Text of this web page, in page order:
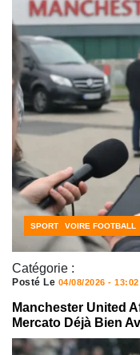
Catégorie :
CÔTE D'IVOIRE FOOTBALL
SPORT
Posté Le 04/08/2026 - 13:02
Manchester United
Mercato Déjà Bien